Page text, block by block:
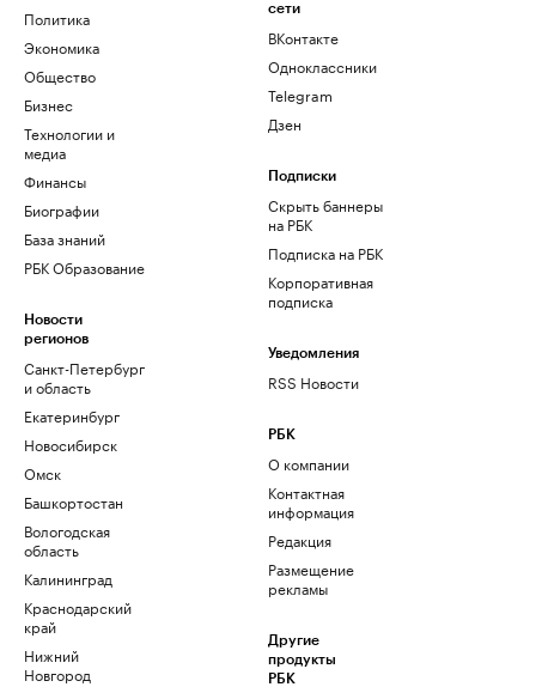
Политика
Экономика
Общество
Бизнес
Технологии и
медиа
Финансы
Биографии
База знаний
РБК Образование
Новости
регионов
Санкт-Петербург
и область
Екатеринбург
Новосибирск
Омск
Башкортостан
Вологодская
область
Калининград
Краснодарский
край
Нижний
Новгород
сети
ВКонтакте
Одноклассники
Telegram
Дзен
Подписки
Скрыть баннеры
на РБК
Подписка на РБК
Корпоративная
подписка
Уведомления
RSS Новости
РБК
О компании
Контактная
информация
Редакция
Размещение
рекламы
Другие
продукты
РБК